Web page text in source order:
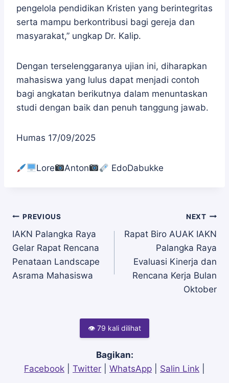
pengelola pendidikan Kristen yang berintegritas
serta mampu berkontribusi bagi gereja dan
masyarakat,” ungkap Dr. Kalip.
Dengan terselenggaranya ujian ini, diharapkan
mahasiswa yang lulus dapat menjadi contoh
bagi angkatan berikutnya dalam menuntaskan
studi dengan baik dan penuh tanggung jawab.
Humas 17/09/2025
Lore Anton EdoDabukke
Navigasi
pos
PREVIOUS
IAKN Palangka Raya
Gelar Rapat Rencana
Penataan Landscape
Asrama Mahasiswa
NEXT
Rapat Biro AUAK IAKN
Palangka Raya
Evaluasi Kinerja dan
Rencana Kerja Bulan
Oktober
👁 79 kali dilihat
Bagikan:
Facebook
Twitter WhatsApp Salin Link